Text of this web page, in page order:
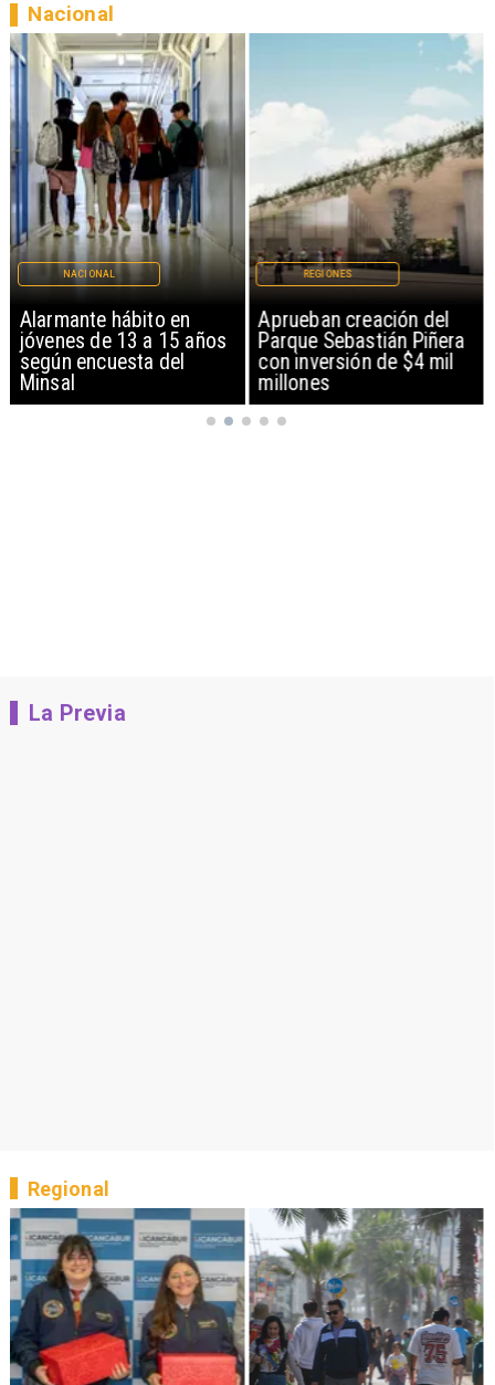
Alarmante hábito en
jóvenes de 13 a 15 años
según encuesta del
Minsal
NACIONAL
Aprueban creación del
Parque Sebastián Piñera
con inversión de $4 mil
millones
REGIONES
Nacional
La Previa
Regional